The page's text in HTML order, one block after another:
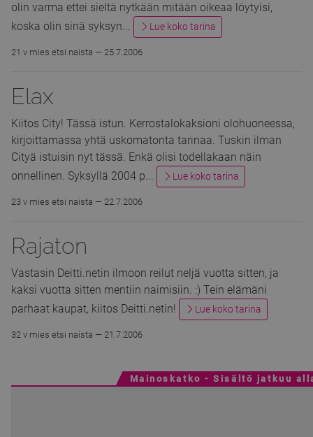
olin varma ettei sieltä nytkään mitään oikeaa löytyisi,
koska olin sinä syksyn...
Lue koko tarina
21 v mies etsi naista — 25.7.2006
Elax
Kiitos City! Tässä istun. Kerrostalokaksioni olohuoneessa,
kirjoittamassa yhtä uskomatonta tarinaa. Tuskin ilman
Cityä istuisin nyt tässä. Enkä olisi todellakaan näin
onnellinen. Syksyllä 2004 p...
Lue koko tarina
23 v mies etsi naista — 22.7.2006
Rajaton
Vastasin Deitti.netin ilmoon reilut neljä vuotta sitten, ja
kaksi vuotta sitten mentiin naimisiin. :) Tein elämäni
parhaat kaupat, kiitos Deitti.netin!
Lue koko tarina
32 v mies etsi naista — 21.7.2006
Mainoskatko - Sisältö jatkuu